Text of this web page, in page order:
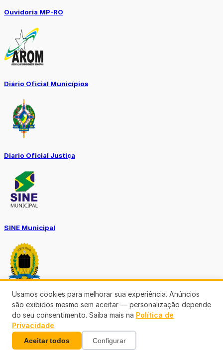
Ouvidoria MP-RO
Diário Oficial Municípios
Diario Oficial Justiça
SINE Municipal
Transparência Porto Velho
Usamos cookies para melhorar sua experiência. Anúncios
são exibidos mesmo sem aceitar — personalização depende
do seu consentimento. Saiba mais na Política de
Privacidade.
Aceitar todos Configurar